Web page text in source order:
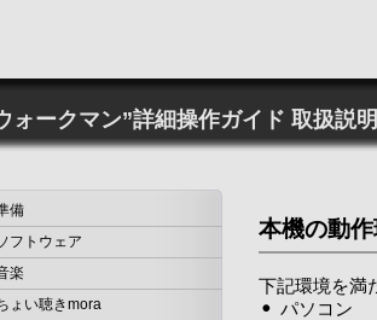
ォークマン”詳細操作ガイド 取扱説
備
フトウェア
楽
ょい聴きmora
本機の動
下記環境を満
パソコン